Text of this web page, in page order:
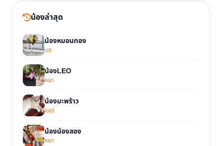
น้องล่าสุด
น้องหมอนทอง
นก
น้องLEO
หมา
น้องมะพร้าว
แมว
น้องน้องสอง
หมา